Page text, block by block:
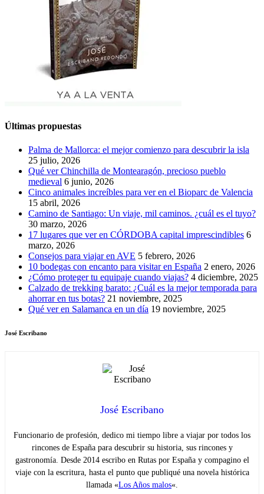
Últimas propuestas
Palma de Mallorca: el mejor comienzo para descubrir la isla
25 julio, 2026
Qué ver Chinchilla de Montearagón, precioso pueblo
medieval 6 junio, 2026
Cinco animales increíbles para ver en el Bioparc de Valencia
15 abril, 2026
Camino de Santiago: Un viaje, mil caminos. ¿cuál es el tuyo?
30 marzo, 2026
17 lugares que ver en CÓRDOBA capital imprescindibles 6
marzo, 2026
Consejos para viajar en AVE 5 febrero, 2026
10 bodegas con encanto para visitar en España 2 enero, 2026
¿Cómo proteger tu equipaje cuando viajas? 4 diciembre, 2025
Calzado de trekking barato: ¿Cuál es la mejor temporada para
ahorrar en tus botas? 21 noviembre, 2025
Qué ver en Salamanca en un día 19 noviembre, 2025
José Escribano
José Escribano
Funcionario de profesión, dedico mi tiempo libre a viajar por todos los
rincones de España para descubrir su historia, sus rincones y
gastronomía. Desde 2014 escribo en Rutas por España y compagino el
viaje con la escritura, hasta el punto que publiqué una novela histórica
llamada «Los Años malos«.